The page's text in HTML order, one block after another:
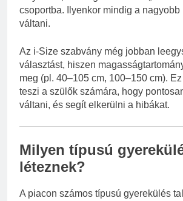
csoportba. Ilyenkor mindig a nagyobb
váltani.
Az i-Size szabvány még jobban
választást, hiszen
meg (pl. 40–105 cm, 100–150 cm).
teszi a szülők számára, hogy
váltani, és segít elkerülni a hibákat.
Milyen típusú
léteznek?
A piacon számos típusú gyerekülés